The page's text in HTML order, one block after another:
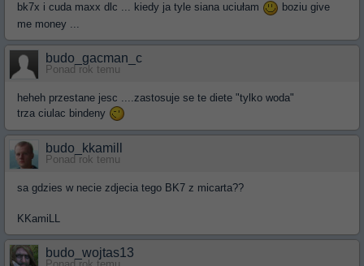
bk7x i cuda maxx dlc ... kiedy ja tyle siana uciułam
boziu give
me money ...
budo_gacman_c
Ponad rok temu
heheh przestane jesc ....zastosuje se te diete "tylko woda"
trza ciulac bindeny
budo_kkamill
Ponad rok temu
sa gdzies w necie zdjecia tego BK7 z micarta??
KKamiLL
budo_wojtas13